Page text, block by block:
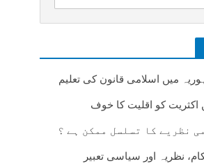
میں اسلامی قانون کی تعلیم
اکثریت کو اقلیت کا خوف
نظریے کا تسلسل ممکن ہے ؟
نظریہ اور سیاسی تعبیر